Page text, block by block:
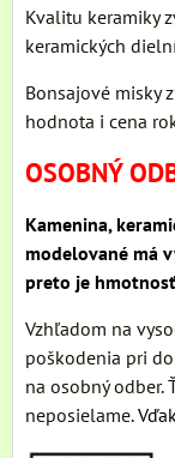
Kvalitu keramiky
keramických
Bonsajové misky
hodnota i cena
OSOBNÝ
Kamenina,
modelované má
preto je
Vzhľadom na
poškodenia pri
na osobný odber.
neposielame.